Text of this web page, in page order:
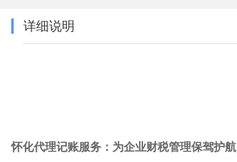
详细说明
怀化代理记账服务：为企业财税管理保驾护航